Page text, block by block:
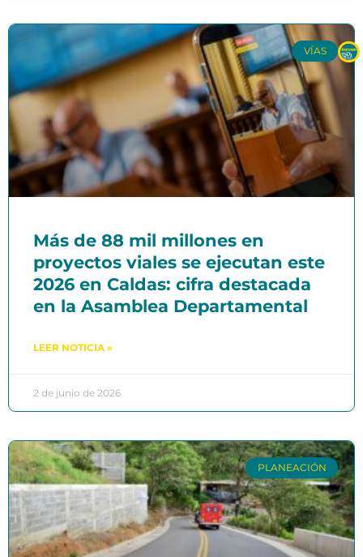
VÍAS
Más de 88 mil millones en
proyectos viales se ejecutan este
2026 en Caldas: cifra destacada
en la Asamblea Departamental
LEER NOTICIA »
2 de junio de 2026
PLANEACIÓN